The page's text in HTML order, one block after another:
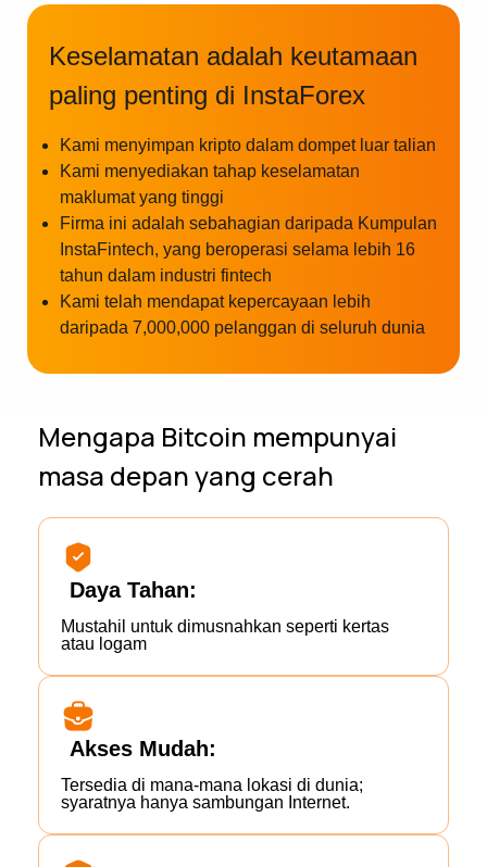
Keselamatan adalah keutamaan
paling penting di InstaForex
Kami menyimpan kripto dalam dompet luar talian
Kami menyediakan tahap keselamatan
maklumat yang tinggi
Firma ini adalah sebahagian daripada Kumpulan
InstaFintech, yang beroperasi selama lebih 16
tahun dalam industri fintech
Kami telah mendapat kepercayaan lebih
daripada 7,000,000 pelanggan di seluruh dunia
Mengapa Bitcoin mempunyai
masa depan yang cerah
Daya Tahan:
Mustahil untuk dimusnahkan seperti kertas
atau logam
Akses Mudah:
Tersedia di mana-mana lokasi di dunia;
syaratnya hanya sambungan Internet.